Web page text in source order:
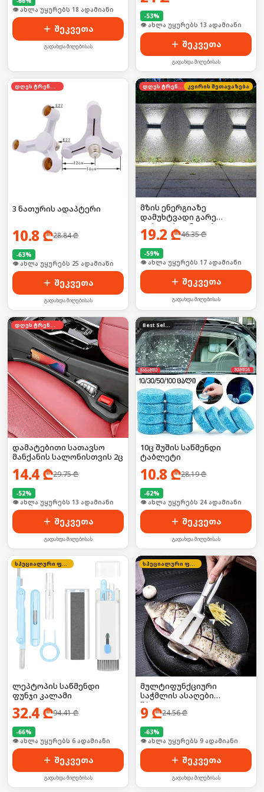
🛒 ბოლო 24სთ-ში იყიდა 24-მა
შეკვეთა
გადახდა მიღებისას
-53%
🛒 ბოლო 24სთ-ში იყიდა 19-მა
შეკვეთა
გადახდა მიღებისას
დღეს ტრენდში
3 ნათურის ადაპტერი
10.8 ₾28.84₾
-63%
🛒 ბოლო 24სთ-ში იყიდა 39-მა
შეკვეთა
გადახდა მიღებისას
დღეს ტრენდში კვირის შეთავაზება
მზის ენერგიაზე
დამუხტვადი გარე
ფასადის განათება
19.2 ₾46.35₾
-59%
🛒 ბოლო 24სთ-ში იყიდა 22-მა
შეკვეთა
გადახდა მიღებისას
დღეს ტრენდში
დამატებითი სათავსო
მანქანის სალონისთვის 2ც
14.4₾29.75₾
-52%
🛒 ბოლო 24სთ-ში იყიდა 16-მა
შეკვეთა
გადახდა მიღებისას
Best Seller
10ც შუშის საწმენდი
ტაბლეტი
10.8 ₾28.19₾
-62%
🛒 ბოლო 24სთ-ში იყიდა 31-მა
შეკვეთა
გადახდა მიღებისას
სპეციალური ფასი
ლეპტოპის საწმენდი
ფუნჯი კალამი
32.4₾94.41₾
-66%
🛒 ბოლო 24სთ-ში იყიდა 6-მა
შეკვეთა
გადახდა მიღებისას
სპეციალური ფასი
მულტიფუნქციური
საჭმლის ასაღები
შპატელი
9 ₾24.56₾
-63%
🛒 ბოლო 24სთ-ში იყიდა 16-მა
შეკვეთა
გადახდა მიღებისას